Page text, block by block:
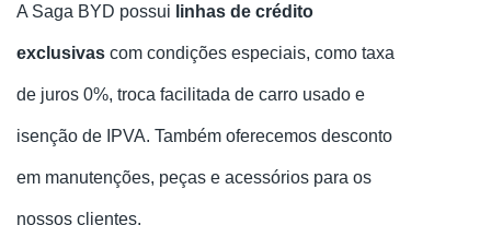
A Saga BYD possui linhas de crédito
exclusivas com condições especiais, como taxa
de juros 0%, troca facilitada de carro usado e
isenção de IPVA. Também oferecemos desconto
em manutenções, peças e acessórios para os
nossos clientes.